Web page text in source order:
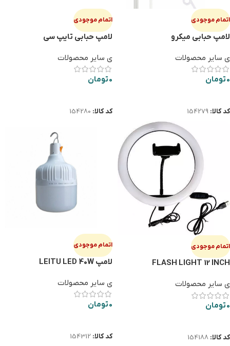
اتمام موجودی
لامپ حبابی میکرو
ی سایر محصولات
0تومان
کد کالا: 154279
اتمام موجودی
لامپ حبابی تایپ سی
ی سایر محصولات
0تومان
کد کالا: 154280
اتمام موجودی
FLASH LIGHT 12 INCH
ی سایر محصولات
0تومان
کد کالا: 154188
اتمام موجودی
لامپ LEITU LED 40W
ی سایر محصولات
0تومان
کد کالا: 154312